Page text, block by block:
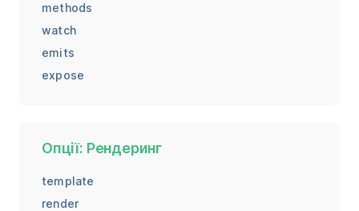
methods
watch
emits
expose
Опції: Рендеринг
template
render